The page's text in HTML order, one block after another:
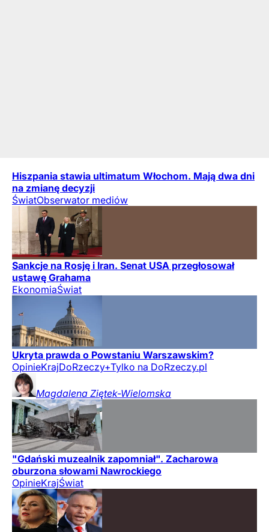
Hiszpania stawia ultimatum Włochom. Mają dwa dni
na zmianę decyzji
ŚwiatObserwator mediów
Sankcje na Rosję i Iran. Senat USA przegłosował
ustawę Grahama
EkonomiaŚwiat
Ukryta prawda o Powstaniu Warszawskim?
OpinieKrajDoRzeczy+Tylko na DoRzeczy.pl
Magdalena Ziętek-Wielomska
"Gdański muzealnik zapomniał". Zacharowa
oburzona słowami Nawrockiego
OpinieKrajŚwiat